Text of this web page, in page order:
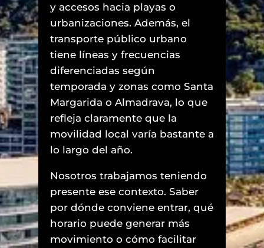
y accesos hacia playas o
urbanizaciones. Además, el
transporte público urbano
tiene líneas y frecuencias
diferenciadas según
temporada y zonas como Santa
Margarida o Almadrava, lo que
refleja claramente que la
movilidad local varía bastante a
lo largo del año.
Nosotros trabajamos teniendo
presente ese contexto. Saber
por dónde conviene entrar, qué
horario puede generar más
movimiento o cómo facilitar